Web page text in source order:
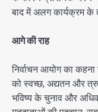
बाद में अलग कार्यक्रम के
आगे की राह
निर्वाचन आयोग का कहना
को स्वच्छ, अद्यतन और
भविष्य के चुनाव और